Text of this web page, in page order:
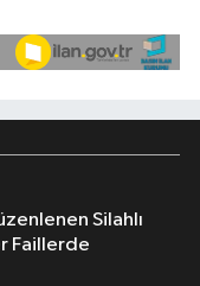
Faillerde